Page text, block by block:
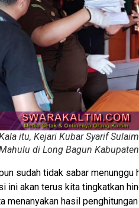
itu, Kejari Kubar Syarif
di Long Bagun
sudah tidak sabar
ini akan terus kita tingkatkan
menanyakan hasil